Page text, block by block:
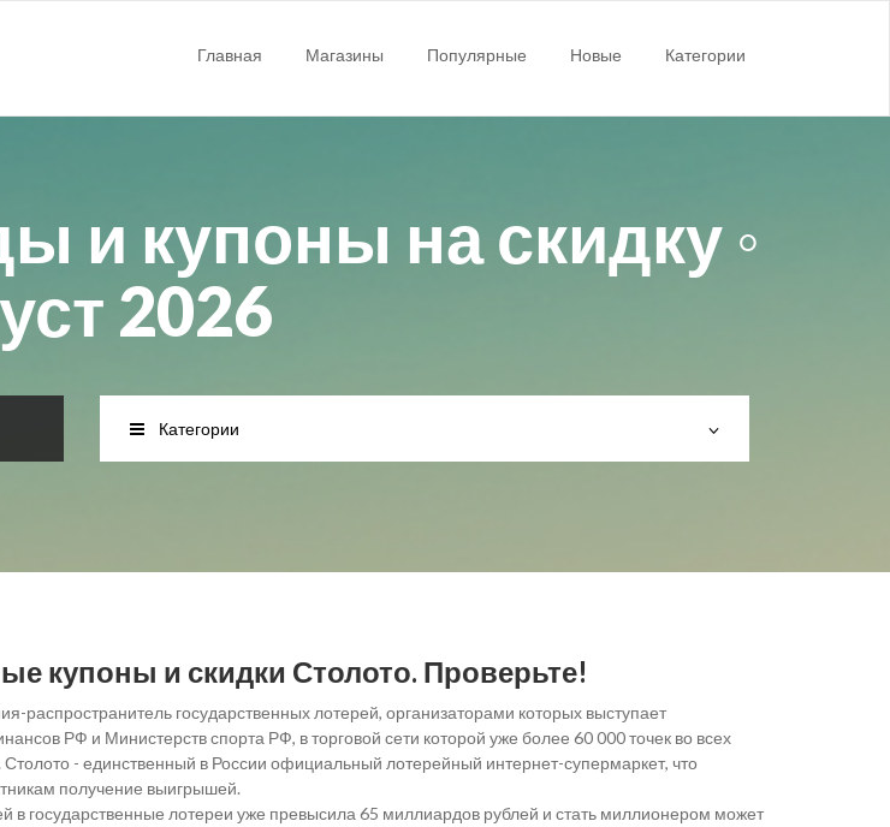
Главная Магазины Популярные Новые Категории
и купоны на скидку ◦
2026
Категории
купоны и скидки Столото. Проверьте!
распространитель государственных лотерей, организаторами которых выступает
РФ и Министерств спорта РФ, в торговой сети которой уже более 60 000 точек во всех
Столото - единственный в России официальный лотерейный интернет-супермаркет, что
получение выигрышей.
государственные лотереи уже превысила 65 миллиардов рублей и стать миллионером может